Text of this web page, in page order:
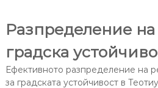
Разпределение
градска
Ефективното разпределение на
за градската устойчивост в